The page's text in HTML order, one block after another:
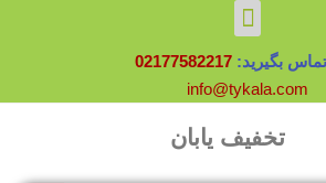
تماس بگیرید: 02177582217
info@tykala.com
تخفیف یابان